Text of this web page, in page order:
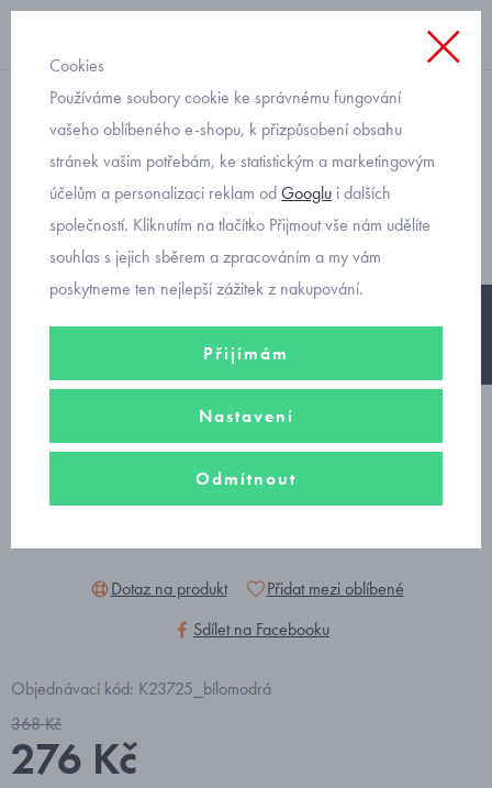
s dlouhým rukávem
Mayoral tričko se třpytem
velikost 92
Dotaz na produkt
Přidat mezi oblíbené
Sdílet na Facebooku
Objednávací kód: K23725_bílomodrá
368 Kč
276 Kč
Cookies
Používáme soubory cookie ke správnému fungování
vašeho oblíbeného e-shopu, k přizpůsobení obsahu
stránek vašim potřebám, ke statistickým a marketingovým
účelům a personalizaci reklam odGooglu i dalších
společností. Kliknutím na tlačítko Přijmout vše nám udělíte
souhlas s jejich sběrem a zpracováním a my vám
poskytneme ten nejlepší zážitek z nakupování.
Přijímám
Nastavení
Odmítnout